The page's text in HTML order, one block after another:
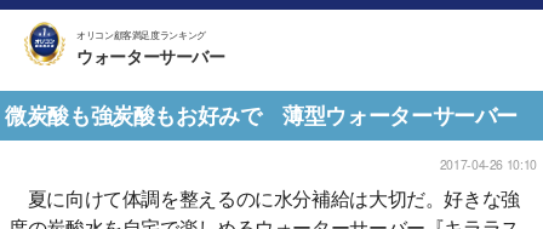
オリコン顧客満足度ランキング
ウォーターサーバー
微炭酸も強炭酸もお好みで 薄型ウォーターサーバー
2017-04-26 10:10
夏に向けて体調を整えるのに水分補給は大切だ。好きな強